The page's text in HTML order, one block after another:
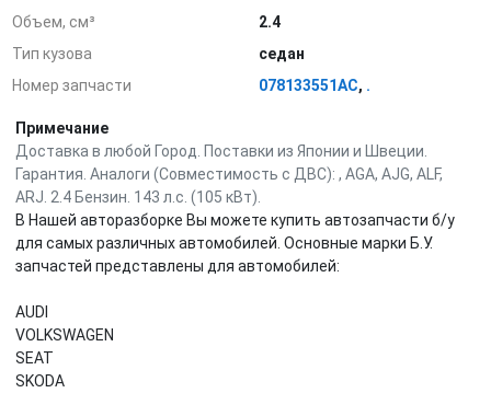
Объем, см³
2.4
Тип кузова
седан
Номер запчасти
078133551AC, .
Примечание
Доставка в любой Город. Поставки из Японии и Швеции.
Гарантия. Аналоги (Совместимость с ДВС): , AGA, AJG, ALF,
ARJ. 2.4 Бензин. 143 л.с. (105 кВт).
В Нашей авторазборке Вы можете купить автозапчасти б/у
для самых различных автомобилей. Основные марки Б.У.
запчастей представлены для автомобилей:
AUDI
VOLKSWAGEN
SEAT
SKODA